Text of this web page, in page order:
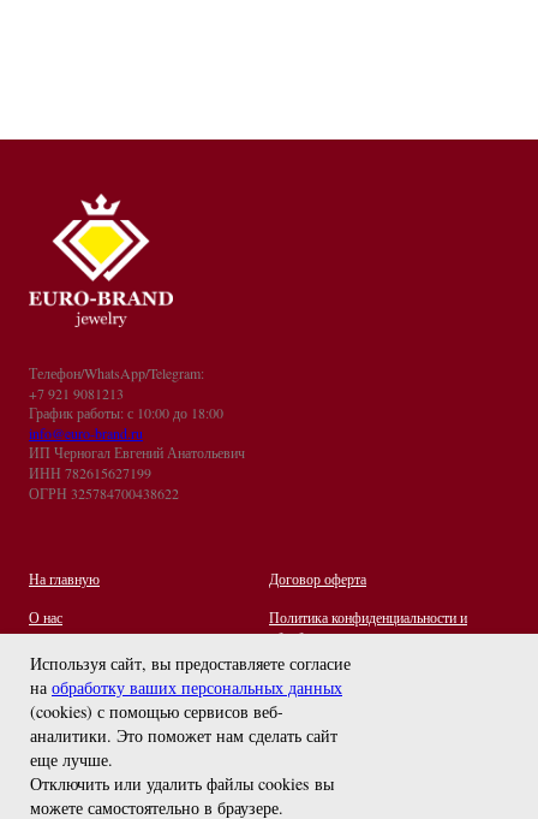
задайте вопрос
Используя сайт, вы предоставляете согласие
на обработку ваших персональных данных
(cookies) с помощью сервисов веб-
аналитики. Это поможет нам сделать сайт
еще лучше.
Отключить или удалить файлы cookies вы
можете самостоятельно в браузере.
Телефон/WhatsApp/Telegram:
+7 921 9081213
График работы: с 10:00 до 18:00
info@euro-brand.ru
ИП Черногал Евгений Анатольевич
ИНН 782615627199
ОГРН 325784700438622
На главную
О нас
Контакты
Отзывы
Договор оферта
Политика конфиденциальности и
обработки персональных данных
Оплата и Доставка